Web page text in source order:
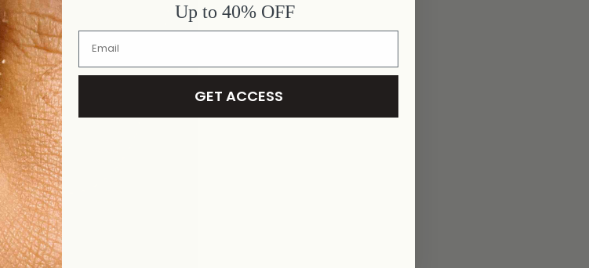
Up to 40% OFF
GET ACCESS